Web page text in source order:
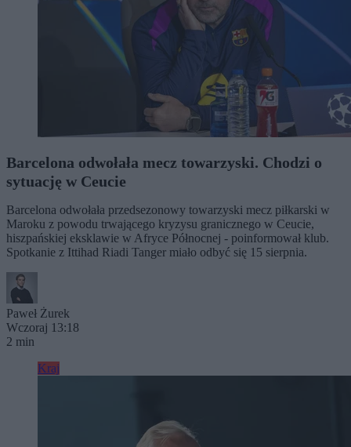
Barcelona odwołała mecz towarzyski. Chodzi o
sytuację w Ceucie
Barcelona odwołała przedsezonowy towarzyski mecz piłkarski w
Maroku z powodu trwającego kryzysu granicznego w Ceucie,
hiszpańskiej eksklawie w Afryce Północnej - poinformował klub.
Spotkanie z Ittihad Riadi Tanger miało odbyć się 15 sierpnia.
Paweł Żurek
Wczoraj 13:18
2 min
Kraj